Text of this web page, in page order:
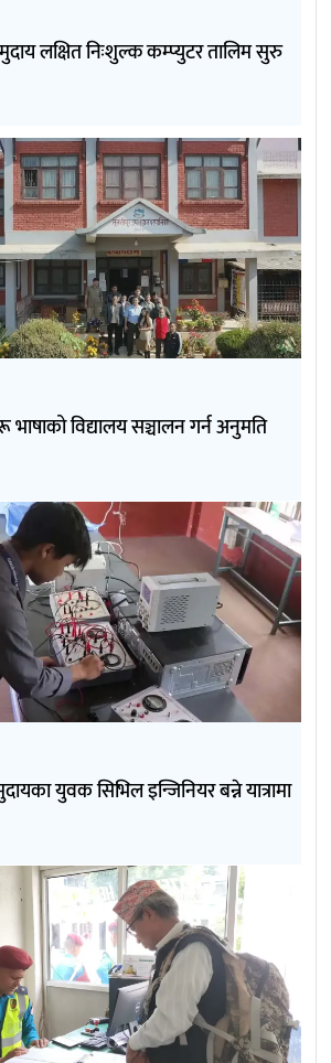
लक्षित निःशुल्क कम्प्युटर तालिम सुरु
विद्यालय सञ्चालन गर्न अनुमति
युवक सिभिल इन्जिनियर बन्ने यात्रामा